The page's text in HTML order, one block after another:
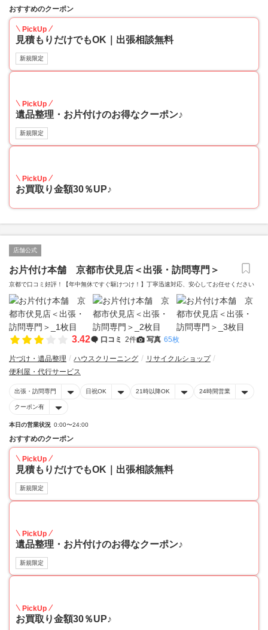
おすすめのクーポン
PickUp
見積もりだけでもOK｜出張相談無料
新規限定
PickUp
遺品整理・お片付けのお得なクーポン♪
新規限定
PickUp
お買取り金額30％UP♪
店舗公式
お片付け本舗 京都市伏見店＜出張・訪問専門＞
京都で口コミ好評！【年中無休ですぐ駆けつけ！】丁寧迅速対応、安心してお任せください
3.42 口コミ 2件 写真 65枚
片づけ・遺品整理 ハウスクリーニング
リサイクルショップ
便利屋・代行サービス
出張・訪問専門 日祝OK 21時以降OK 24時間営業
クーポン有
本日の営業状況 0:00〜24:00
おすすめのクーポン
PickUp
見積もりだけでもOK｜出張相談無料
新規限定
PickUp
遺品整理・お片付けのお得なクーポン♪
新規限定
PickUp
お買取り金額30％UP♪